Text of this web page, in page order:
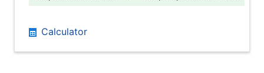
Calculator